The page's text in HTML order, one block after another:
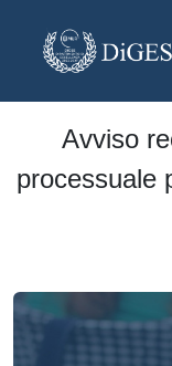
Avviso
processuale